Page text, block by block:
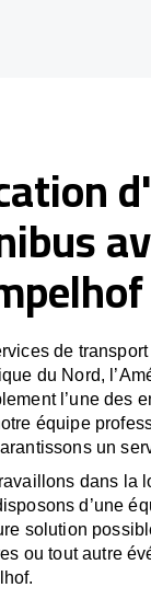
de
du Nord,
l’une des
équipe
un
dans la
d’une
solution
ou tout autre